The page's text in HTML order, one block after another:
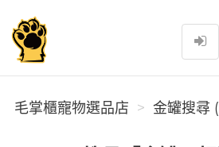
毛掌櫃寵物選品店
毛掌櫃寵物選品店 金罐搜尋